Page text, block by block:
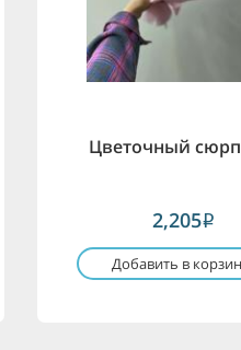
Цветочный
2,205i
Добавить в